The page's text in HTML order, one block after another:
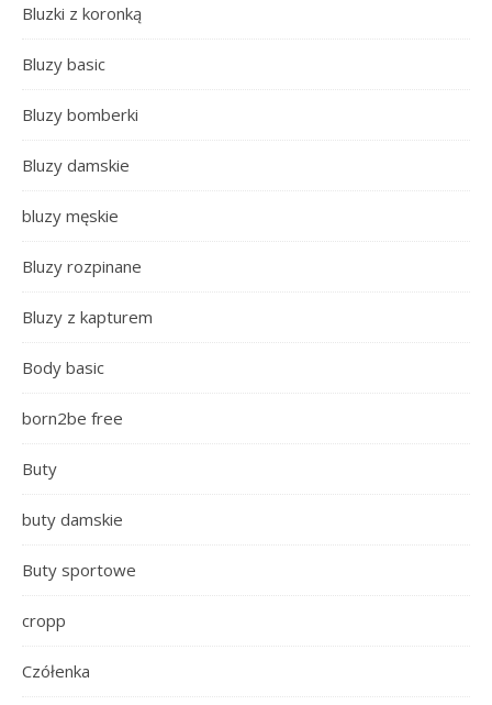
Bluzki z koronką
Bluzy basic
Bluzy bomberki
Bluzy damskie
bluzy męskie
Bluzy rozpinane
Bluzy z kapturem
Body basic
born2be free
Buty
buty damskie
Buty sportowe
cropp
Czółenka